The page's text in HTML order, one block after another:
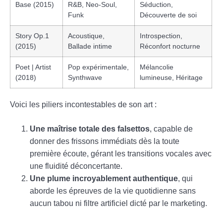
Base (2015)
R&B, Neo-Soul,
Funk
Séduction,
Découverte de soi
Story Op.1
(2015)
Acoustique,
Ballade intime
Introspection,
Réconfort nocturne
Poet | Artist
(2018)
Pop expérimentale,
Synthwave
Mélancolie
lumineuse, Héritage
Voici les piliers incontestables de son art :
Une maîtrise totale des falsettos, capable de
donner des frissons immédiats dès la toute
première écoute, gérant les transitions vocales avec
une fluidité déconcertante.
Une plume incroyablement authentique, qui
aborde les épreuves de la vie quotidienne sans
aucun tabou ni filtre artificiel dicté par le marketing.